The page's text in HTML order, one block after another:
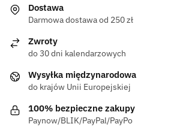
Dostawa
Darmowa dostawa od 250 zł
Zwroty
do 30 dni kalendarzowych
Wysyłka międzynarodowa
do krajów Unii Europejskiej
100% bezpieczne zakupy
Paynow/BLIK/PayPal/PayPo